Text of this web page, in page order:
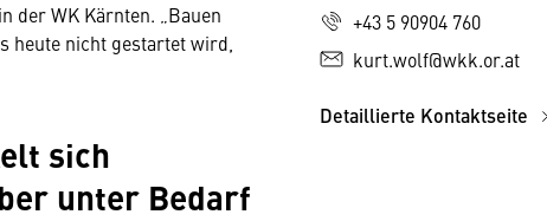
+43 5 90904 760
kurt.wolf@wkk.or.at
Detaillierte Kontaktseite
der WK Kärnten. „Bauen
heute nicht gestartet wird,
sich
unter Bedarf